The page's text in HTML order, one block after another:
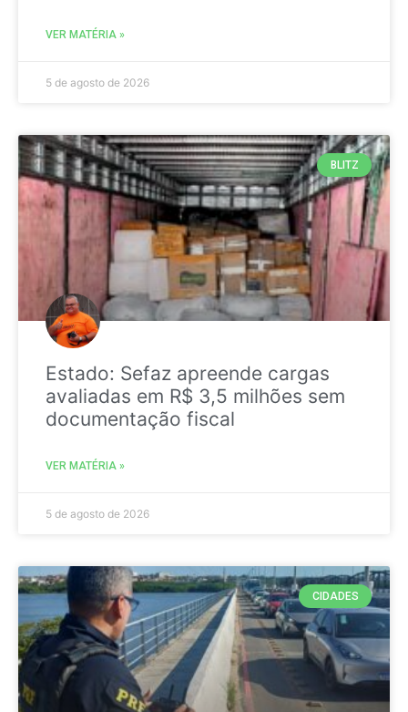
VER MATÉRIA »
5 de agosto de 2026
BLITZ
Estado: Sefaz apreende cargas
avaliadas em R$ 3,5 milhões sem
documentação fiscal
VER MATÉRIA »
5 de agosto de 2026
CIDADES